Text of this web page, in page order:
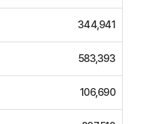
344,941
583,393
106,690